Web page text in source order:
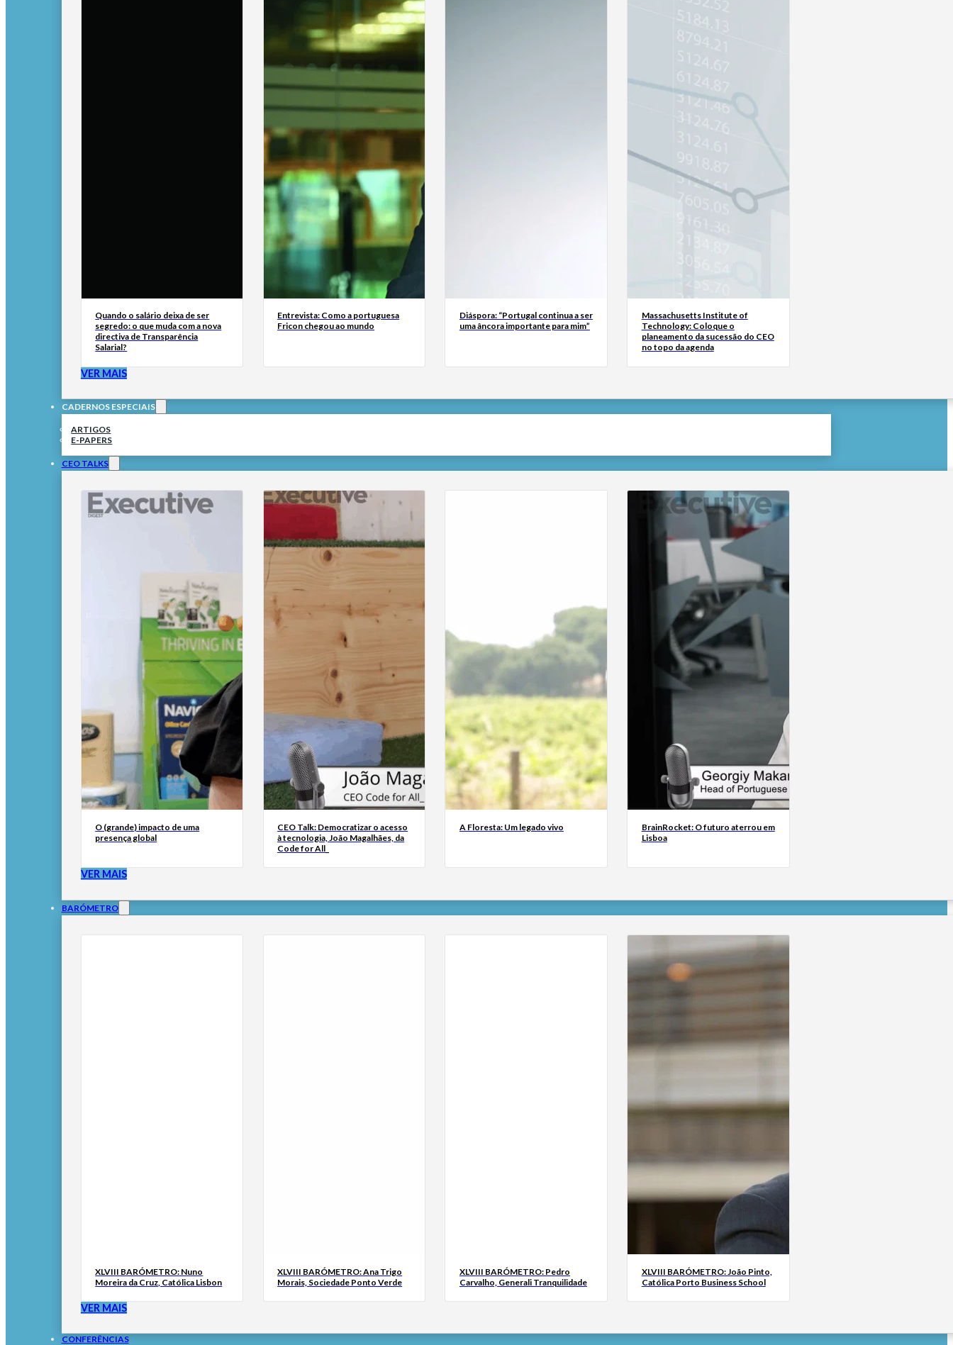
Quando o salário deixa de ser
segredo: o que muda com a nova
directiva de Transparência
Salarial?
Entrevista: Como a portuguesa
Fricon chegou ao mundo
Diáspora: “Portugal continua a ser
uma âncora importante para mim”
Massachusetts Institute of
Technology: Coloque o
planeamento da sucessão do CEO
no topo da agenda
VER MAIS
CADERNOS ESPECIAIS
ARTIGOS
E-PAPERS
CEO TALKS
O (grande) impacto de uma
presença global
CEO Talk: Democratizar o acesso
à tecnologia, João Magalhães, da
Code for All_
A Floresta: Um legado vivo
BrainRocket: O futuro aterrou em
Lisboa
VER MAIS
BARÓMETRO
XLVIII BARÓMETRO: Nuno
Moreira da Cruz, Católica Lisbon
XLVIII BARÓMETRO: Ana Trigo
Morais, Sociedade Ponto Verde
XLVIII BARÓMETRO: Pedro
Carvalho, Generali Tranquilidade
XLVIII BARÓMETRO: João Pinto,
Católica Porto Business School
VER MAIS
CONFERÊNCIAS